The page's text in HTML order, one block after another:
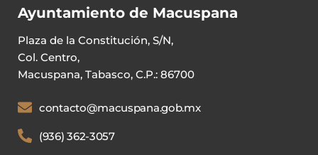
Ayuntamiento de Macuspana
Plaza de la Constitución, S/N,
Col. Centro,
Macuspana, Tabasco, C.P.: 86700
contacto@macuspana.gob.mx
(936) 362-3057